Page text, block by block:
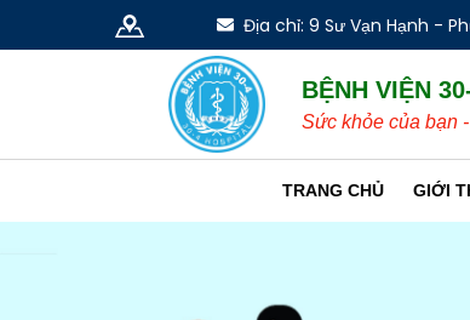
Địa chỉ: 9 Sư Vạn Hạnh -
BỆNH VIỆN
Sức khỏe của bạn
TRANG CHỦ GIỚI